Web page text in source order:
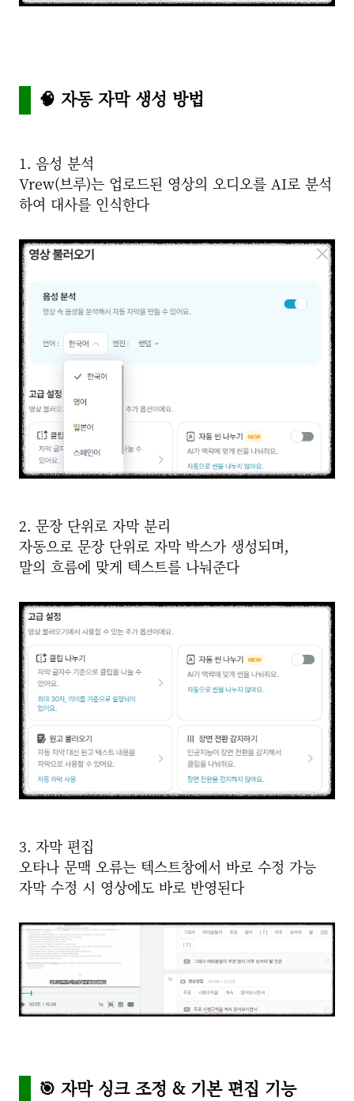
🧠 자동 자막 생성 방법
1. 음성 분석
Vrew(브루)는 업로드된 영상의 오디오를 AI로 분석
하여 대사를 인식한다
2. 문장 단위로 자막 분리
자동으로 문장 단위로 자막 박스가 생성되며,
말의 흐름에 맞게 텍스트를 나눠준다
3. 자막 편집
오타나 문맥 오류는 텍스트창에서 바로 수정 가능
자막 수정 시 영상에도 바로 반영된다
🎯 자막 싱크 조정 & 기본 편집 기능